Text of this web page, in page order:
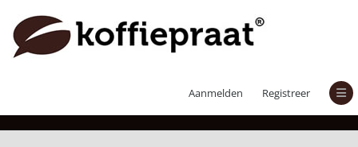
Aanmelden Registreer